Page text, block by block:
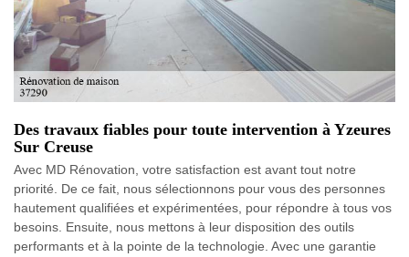
Des travaux fiables pour toute intervention à Yzeures
Sur Creuse
Avec MD Rénovation, votre satisfaction est avant tout notre
priorité. De ce fait, nous sélectionnons pour vous des personnes
hautement qualifiées et expérimentées, pour répondre à tous vos
besoins. Ensuite, nous mettons à leur disposition des outils
performants et à la pointe de la technologie. Avec une garantie